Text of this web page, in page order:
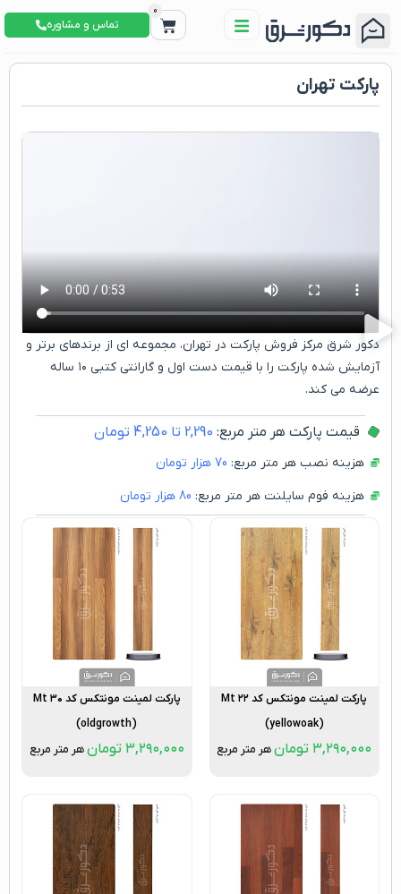
0
تماس و مشاوره
پارکت تهران
دکور شرق مرکز فروش پارکت در تهران، مجموعه ای از برندهای برتر و
آزمایش شده پارکت را با قیمت دست اول و گارانتی کتبی ۱۰ ساله
عرضه می کند.
قیمت پارکت هر متر مربع: 2,290 تا 4,250 تومان
هزینه نصب هر متر مربع: 70 هزار تومان
هزینه فوم سایلنت هر متر مربع: 80 هزار تومان
پارکت لمینت مونتکس کد Mt ۲۲
(yellowoak)
۳,۲۹۰,۰۰۰ تومانهر متر مربع
پارکت لمینت مونتکس کد Mt ۳۰
(oldgrowth)
۳,۲۹۰,۰۰۰ تومانهر متر مربع